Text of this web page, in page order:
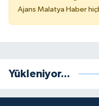
Ajans Malatya Haber
Yükleniyor...